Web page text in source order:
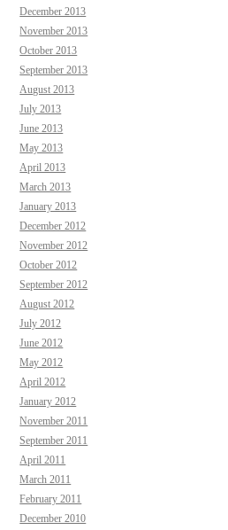
December 2013
November 2013
October 2013
September 2013
August 2013
July 2013
June 2013
May 2013
April 2013
March 2013
January 2013
December 2012
November 2012
October 2012
September 2012
August 2012
July 2012
June 2012
May 2012
April 2012
January 2012
November 2011
September 2011
April 2011
March 2011
February 2011
December 2010